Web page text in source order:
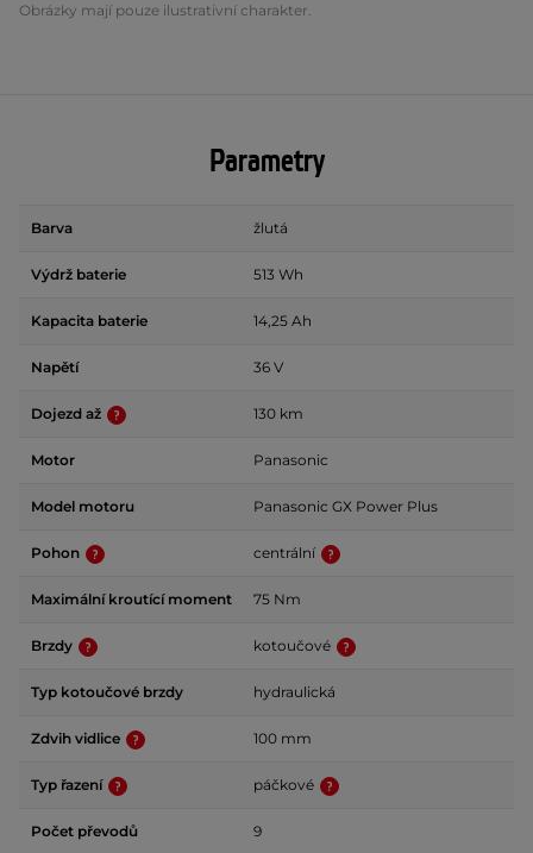
Obrázky mají pouze ilustrativní charakter.
Parametry
Barva žlutá
Výdrž baterie 513 Wh
Kapacita baterie 14,25 Ah
Napětí 36 V
Dojezd až 130 km
Motor Panasonic
Model motoru Panasonic GX Power Plus
Pohon centrální
Maximální kroutící moment 75 Nm
Brzdy kotoučové
Typ kotoučové brzdy hydraulická
Zdvih vidlice 100 mm
Typ řazení páčkové
Počet převodů 9